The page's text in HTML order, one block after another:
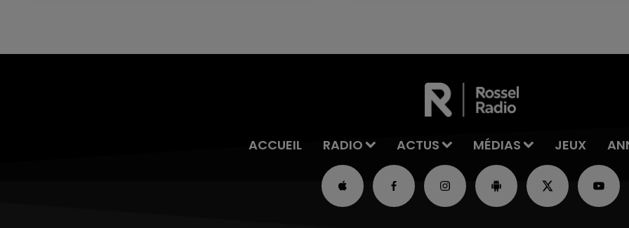
ACCUEIL RADIO ACTUS MÉDIAS JEUX